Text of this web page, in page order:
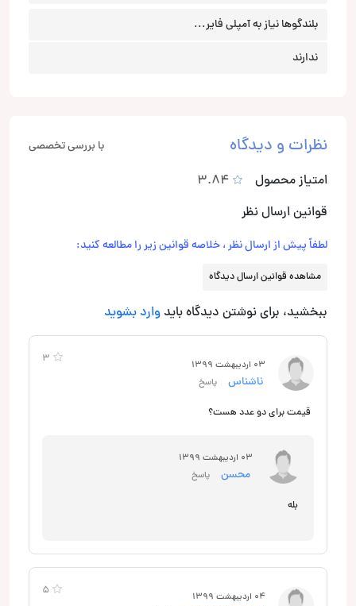
بلندگوها نیاز به آمپلی فایر...
ندارند
نظرات و دیدگاه با بررسی تخصصی
امتیاز محصول
3.84
قوانین ارسال نظر
لطفاً پیش از ارسال نظر ، خلاصه قوانین زیر را مطالعه کنید:
مشاهده قوانین ارسال دیدگاه
ببخشید، برای نوشتن دیدگاه باید وارد بشوید
3 03 اردیبهشت 1399
ناشناس پاسخ
قیمت برای دو عدد هست؟
03 اردیبهشت 1399
محسن پاسخ
بله
5 04 اردیبهشت 1399